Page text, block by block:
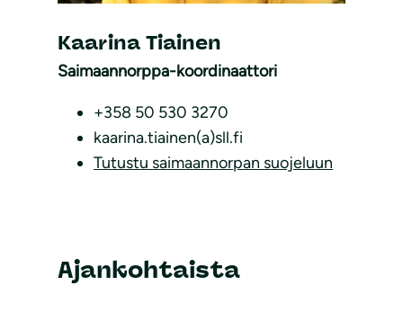
Saimaannorppa-koordinaattori
Kaarina Tiainen
+358 50 530 3270
kaarina.tiainen(a)sll.fi
Tutustu saimaannorpan suojeluun
Ajankohtaista